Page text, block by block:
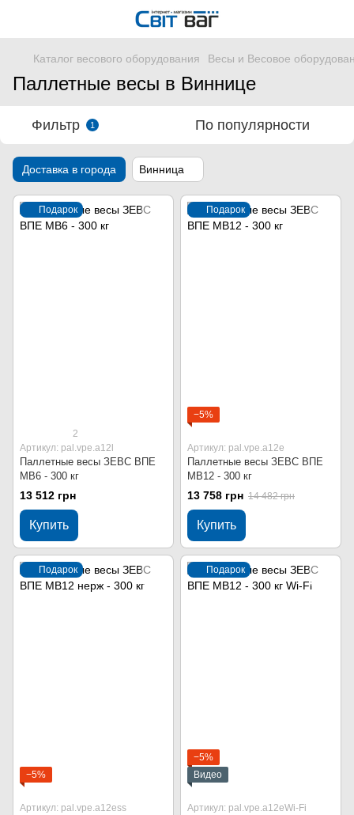
Каталог весового оборудования Весы и Весовое
Паллетные весы в Виннице
Фильтр 1 По популярности
Доставка в города Винница
Подарок
2
Артикул: pal.vpe.a12l
Паллетные весы ЗЕВС ВПЕ
МВ6 - 300 кг
13 512 грн
Купить
Подарок
−5%
Артикул: pal.vpe.a12e
Паллетные весы ЗЕВС ВПЕ
МВ12 - 300 кг
13 758 грн 14 482 грн
Купить
Подарок
−5%
Артикул: pal.vpe.a12ess
Подарок
−5%
Видео
Артикул: pal.vpe.a12eWi-Fi